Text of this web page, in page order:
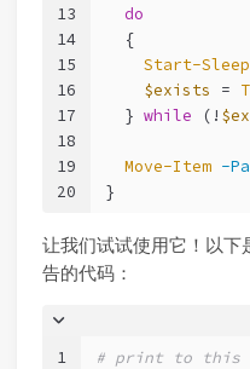
13
14
15
16
17
18
19
20
do
  {
Start-Sleep
$exists =
  }
while (!
Move-Item -
}
让我们试试使用它！以下
告的代码：
1
# print to